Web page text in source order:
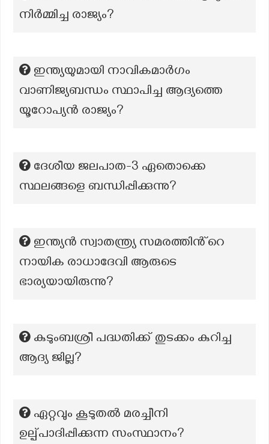
നിർമ്മിച്ച രാജ്യം?
ഇന്ത്യയുമായി നാവികമാർഗം
വാണിജ്യബന്ധം സ്ഥാപിച്ച ആദ്യത്തെ
യൂറോപ്യൻ രാജ്യം?
ദേശീയ ജലപാത-3 ഏതൊക്കെ
സ്ഥലങ്ങളെ ബന്ധിപ്പിക്കുന്നു?
ഇന്ത്യൻ സ്വാതന്ത്ര്യ സമരത്തിൻ്റെ
നായിക രാധാദേവി ആരുടെ
ഭാര്യയായിരുന്നു?
കുടുംബശ്രീ പദ്ധതിക്ക് തുടക്കം കുറിച്ച
ആദ്യ ജില്ല?
ഏറ്റവും കൂടുതല്‍ മരച്ചീനി
ഉല്പ്പാദിപ്പിക്കുന്ന സംസ്ഥാനം?